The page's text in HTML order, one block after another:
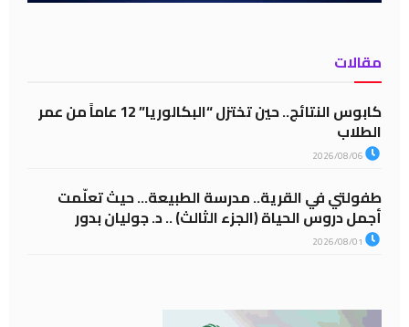
مقالات
كابوس النتائج.. حين تختزل “البكالوريا” 12 عاماً من عمر
الطلاب
طفولتي في القرية.. مدرسة الطبيعة… حيث تعلّمت
أجمل دروس الحياة (الجزء الثالث) .. د. جوليان بدور